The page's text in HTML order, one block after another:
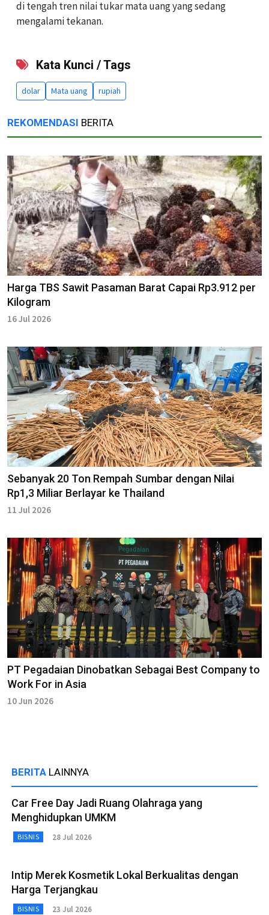
di tengah tren nilai tukar mata uang yang sedang
mengalami tekanan.
Kata Kunci / Tags
dolar Mata uang rupiah
REKOMENDASI BERITA
Harga TBS Sawit Pasaman Barat Capai Rp3.912 per
Kilogram
16 Jul 2026
Sebanyak 20 Ton Rempah Sumbar dengan Nilai
Rp1,3 Miliar Berlayar ke Thailand
11 Jul 2026
PT Pegadaian Dinobatkan Sebagai Best Company to
Work For in Asia
10 Jun 2026
BERITA LAINNYA
Car Free Day Jadi Ruang Olahraga yang
Menghidupkan UMKM
BISNIS 28 Jul 2026
Intip Merek Kosmetik Lokal Berkualitas dengan
Harga Terjangkau
BISNIS 23 Jul 2026